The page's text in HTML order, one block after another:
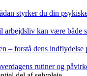
styrker du din
arbejdsliv kan være både
– forstå dens indflydelse
rutiner og